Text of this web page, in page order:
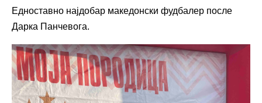
Едноставно најдобар македонски фудбалер после
Дарка Панчевога.